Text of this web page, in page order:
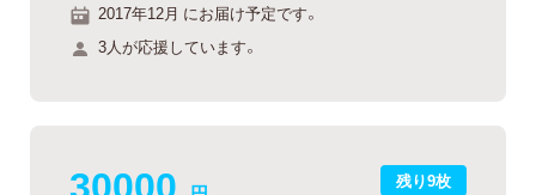
2017年12月 にお届け予定です。
3人が応援しています。
残り9枚
30000